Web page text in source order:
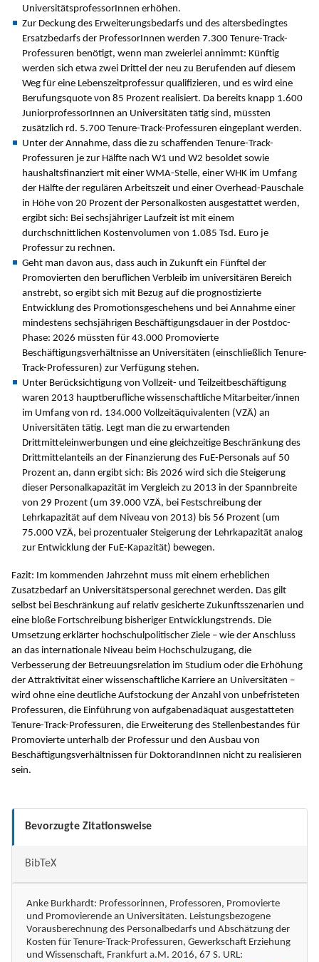
UniversitätsprofessorInnen erhöhen.
Zur Deckung des Erweiterungsbedarfs und des altersbedingtes
Ersatzbedarfs der ProfessorInnen werden 7.300 Tenure-Track-
Professuren benötigt, wenn man zweierlei annimmt: Künftig
werden sich etwa zwei Drittel der neu zu Berufenden auf diesem
Weg für eine Lebenszeitprofessur qualifizieren, und es wird eine
Berufungsquote von 85 Prozent realisiert. Da bereits knapp 1.600
JuniorprofessorInnen an Universitäten tätig sind, müssten
zusätzlich rd. 5.700 Tenure-Track-Professuren eingeplant werden.
Unter der Annahme, dass die zu schaffenden Tenure-Track-
Professuren je zur Hälfte nach W1 und W2 besoldet sowie
haushaltsfinanziert mit einer WMA-Stelle, einer WHK im Umfang
der Hälfte der regulären Arbeitszeit und einer Overhead-Pauschale
in Höhe von 20 Prozent der Personalkosten ausgestattet wer­den,
ergibt sich: Bei sechsjähriger Laufzeit ist mit einem
durchschnittlichen Kostenvolumen von 1.085 Tsd. Euro je
Professur zu rechnen.
Geht man davon aus, dass auch in Zukunft ein Fünftel der
Promovierten den beruflichen Verbleib im universitären Bereich
anstrebt, so ergibt sich mit Bezug auf die prognostizierte
Entwicklung des Promotionsgeschehens und bei Annahme einer
mindestens sechsjährigen Beschäftigungsdauer in der Postdoc-
Phase: 2026 müssten für 43.000 Promovierte
Beschäftigungsverhältnisse an Universitäten (einschließlich Tenure-
Track-Professuren) zur Verfügung stehen.
Unter Berücksichtigung von Vollzeit- und Teilzeitbeschäftigung
waren 2013 hauptberufliche wissenschaftliche Mitarbeiter/innen
im Umfang von rd. 134.000 Vollzeitäquivalenten (VZÄ) an
Universitäten tätig. Legt man die zu erwartenden
Drittmitteleinwerbungen und eine gleichzeitige Beschränkung des
Drittmittelanteils an der Finanzierung des FuE-Personals auf 50
Prozent an, dann ergibt sich: Bis 2026 wird sich die Steigerung
dieser Personalkapazität im Vergleich zu 2013 in der Spannbreite
von 29 Prozent (um 39.000 VZÄ, bei Festschreibung der
Lehrkapazität auf dem Niveau von 2013) bis 56 Prozent (um
75.000 VZÄ, bei prozentualer Steigerung der Lehrkapazität analog
zur Entwicklung der FuE-Kapazität) bewegen.
Fazit: Im kommenden Jahrzehnt muss mit einem erheblichen
Zusatzbedarf an Universitätspersonal gerechnet werden. Das gilt
selbst bei Beschränkung auf relativ gesicherte Zukunftsszenarien und
eine bloße Fortschreibung bisheriger Entwicklungstrends. Die
Umsetzung erklärter hochschulpolitischer Ziele – wie der Anschluss
an das internationale Niveau beim Hochschulzugang, die
Verbesserung der Betreuungsrelation im Studium oder die Erhöhung
der Attraktivität einer wissenschaftliche Karriere an Universitäten –
wird ohne eine deutliche Aufstockung der Anzahl von unbefristeten
Professuren, die Einführung von aufgabenadäquat ausgestatteten
Tenure-Track-Professuren, die Erweiterung des Stellenbestandes für
Promovierte unterhalb der Professur und den Ausbau von
Beschäftigungsverhältnissen für DoktorandInnen nicht zu realisieren
sein.
Bevorzugte Zitationsweise
BibTeX
Anke Burkhardt: Professorinnen‚ Professoren‚ Promovierte
und Promovierende an Universitäten. Leistungsbezogene
Vorausberechnung des Personalbedarfs und Abschätzung der
Kosten für Tenure-Track-Professuren, Gewerkschaft Erziehung
und Wissenschaft, Frankfurt a.M. 2016, 67 S. URL: